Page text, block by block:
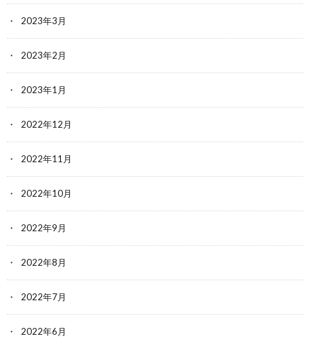
2023年3月
2023年2月
2023年1月
2022年12月
2022年11月
2022年10月
2022年9月
2022年8月
2022年7月
2022年6月